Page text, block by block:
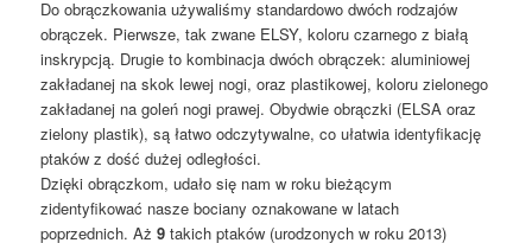
Do obrączkowania używaliśmy standardowo dwóch rodzajów
obrączek. Pierwsze, tak zwane ELSY, koloru czarnego z białą
inskrypcją. Drugie to kombinacja dwóch obrączek: aluminiowej
zakładanej na skok lewej nogi, oraz plastikowej, koloru zielonego
zakładanej na goleń nogi prawej. Obydwie obrączki (ELSA oraz
zielony plastik), są łatwo odczytywalne, co ułatwia identyfikację
ptaków z dość dużej odległości.
Dzięki obrączkom, udało się nam w roku bieżącym
zidentyfikować nasze bociany oznakowane w latach
poprzednich. Aż9 takich ptaków (urodzonych w roku 2013)